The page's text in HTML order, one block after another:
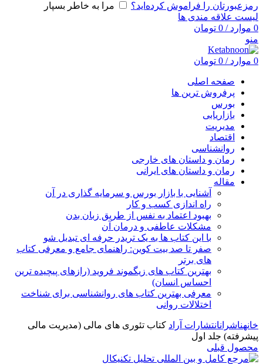
رمزعبورتان را فراموش کرده‌اید؟
مرا به خاطر بسپار
لیست علاقه مندی ها
0 موارد /
0 تومان
منو
0 موارد /
0 تومان
صفحه اصلی
پرفروش ترین ها
بورس
بازاریابی
مدیریت
اقتصاد
روانشناسی
رمان و داستان های خارجی
رمان و داستان های ایرانی
مقاله
آشنایی با بازار بورس و سرمایه گذاری در آن
راه اندازی کسب و کار
بهبود اعتماد به نفس از طریق زبان بدن
مشکلات عاطفی و درمان آن
با این کتاب ها به یک تریدر حرفه ای تبدیل شو
صفر تا صد بیت کوین: راهنمای جامع و معرفی کتاب
های برتر
بهترین کتاب های زیگموند فروید (رازهای پیچیده ترین
احساس انسان)
معرفی بهترین کتاب های روانشناسی برای شناخت
اختلالات روانی
خانهناشرانانتشارات آراد کتاب تئوری های مالی (مدیریت مالی
پیشرفته) جلد اول
محصول قبلی